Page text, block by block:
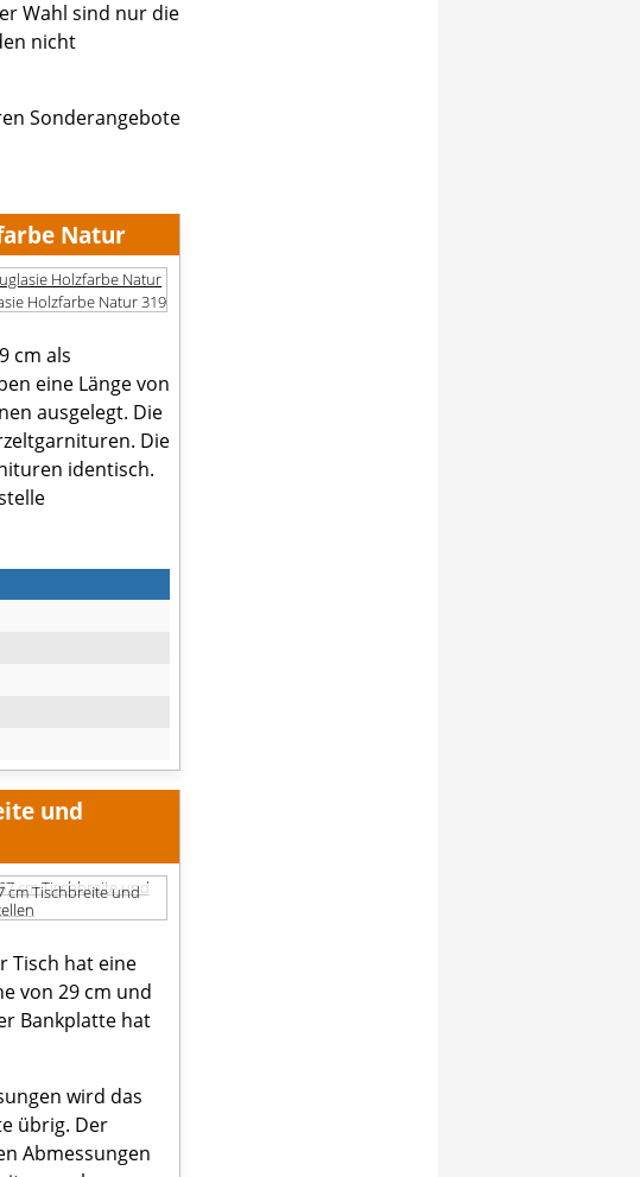
Wahl sind nur die
nicht
Sonderangebote
Natur
Holzfarbe Natur 319
cm als
eine Länge von
ausgelegt. Die
Die
identisch.
und
cm Tischbreite und
Tisch hat eine
von 29 cm und
Bankplatte hat
wird das
übrig. Der
Abmessungen